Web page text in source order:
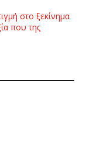
στο ξεκίνημα
που της